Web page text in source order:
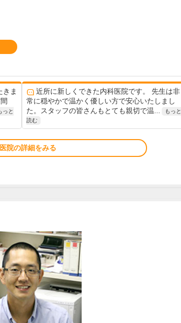
きま
っと
近所に新しくできた内科医院です。 先生は非
常に穏やかで温かく優しい方で安心いたしまし
た。スタッフの皆さんもとても親切で温...
もっと
読む
院の詳細をみる